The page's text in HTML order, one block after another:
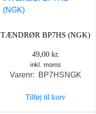
TÆNDRØR BP7HS (NGK)
49,00 kr.
inkl. moms
Varenr: BP7HSNGK
Tilføj til kurv